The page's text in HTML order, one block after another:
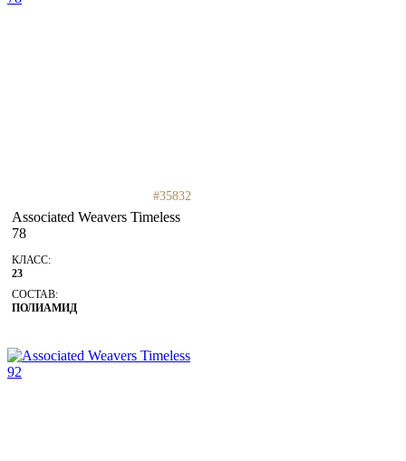
#35832
Associated Weavers Timeless
78
КЛАСС:
23
СОСТАВ:
ПОЛИАМИД